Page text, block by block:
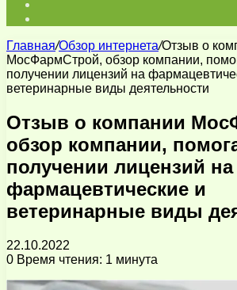
Главная/Обзор интернета/Отзыв о
МосФармСтрой, обзор компании,
получении лицензий на
ветеринарные виды деятельности
Отзыв о компании
обзор компании,
получении лицензий на
фармацевтические и
ветеринарные виды
22.10.2022
0 Время чтения: 1 минута